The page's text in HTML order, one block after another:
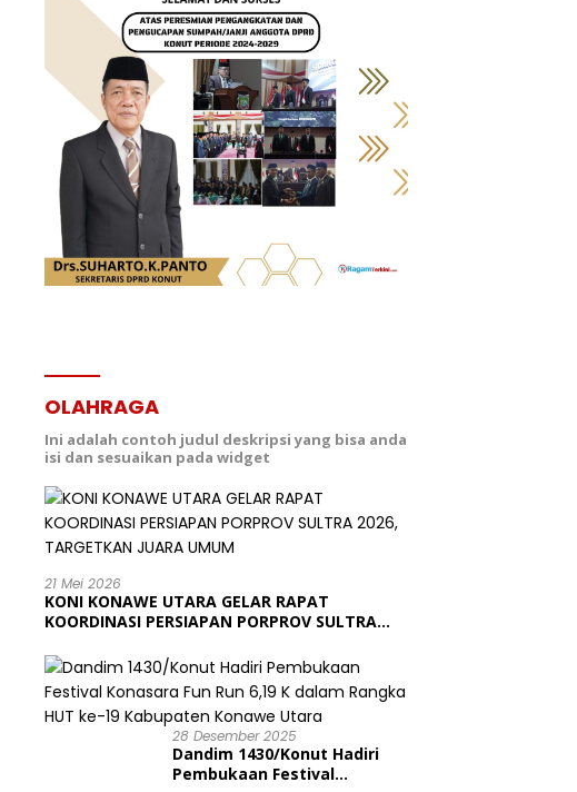
OLAHRAGA
Ini adalah contoh judul deskripsi yang bisa anda
isi dan sesuaikan pada widget
21 Mei 2026
KONI KONAWE UTARA GELAR RAPAT
KOORDINASI PERSIAPAN PORPROV SULTRA
28 Desember 2025
Dandim 1430/Konut Hadiri
Pembukaan Festival